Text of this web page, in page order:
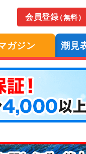
会員登録（無料）
ガジン 潮見